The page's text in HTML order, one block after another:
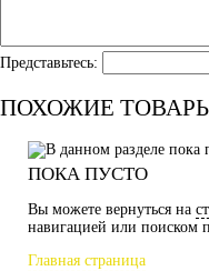
Представьтесь:
ПОХОЖИЕ
ПОКА ПУСТО
Вы можете вернуться на
навигацией или поиском
Главная страница